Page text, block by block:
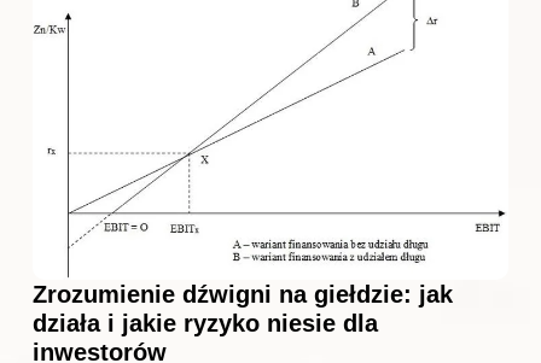
Zrozumienie dźwigni na giełdzie: jak
działa i jakie ryzyko niesie dla
inwestorów